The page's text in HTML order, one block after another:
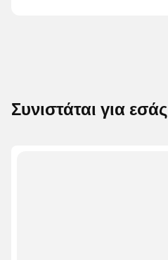
Συνιστάται για εσάς